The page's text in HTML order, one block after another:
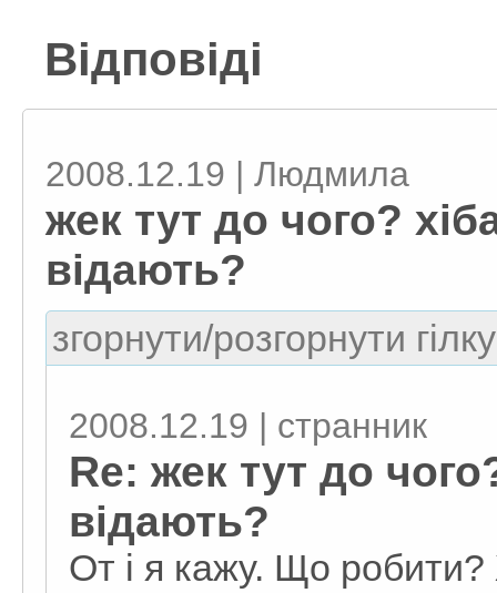
Відповіді
2008.12.19 | Людмила
жек тут до чого?
відають?
згорнути/розгорнути
2008.12.19 | странник
Re: жек тут до
відають?
От і я кажу. Що